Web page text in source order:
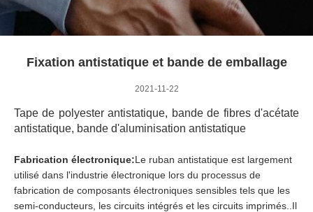
Fixation antistatique et bande de emballage
2021-11-22
Tape de polyester antistatique, bande de fibres d'acétate
antistatique, bande d'aluminisation antistatique
Fabrication électronique:Le ruban antistatique est largement
utilisé dans l'industrie électronique lors du processus de
fabrication de composants électroniques sensibles tels que les
semi-conducteurs, les circuits intégrés et les circuits imprimés..Il